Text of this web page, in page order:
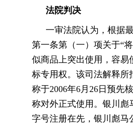
法院判决
一审法院认为，根据
第一条第（一）项关于“
似商品上突出使用，容易
标专用权。该司法解释所
称于2006年6月26日预先
称对外正式使用。银川彪
字号注册在先，银川彪马